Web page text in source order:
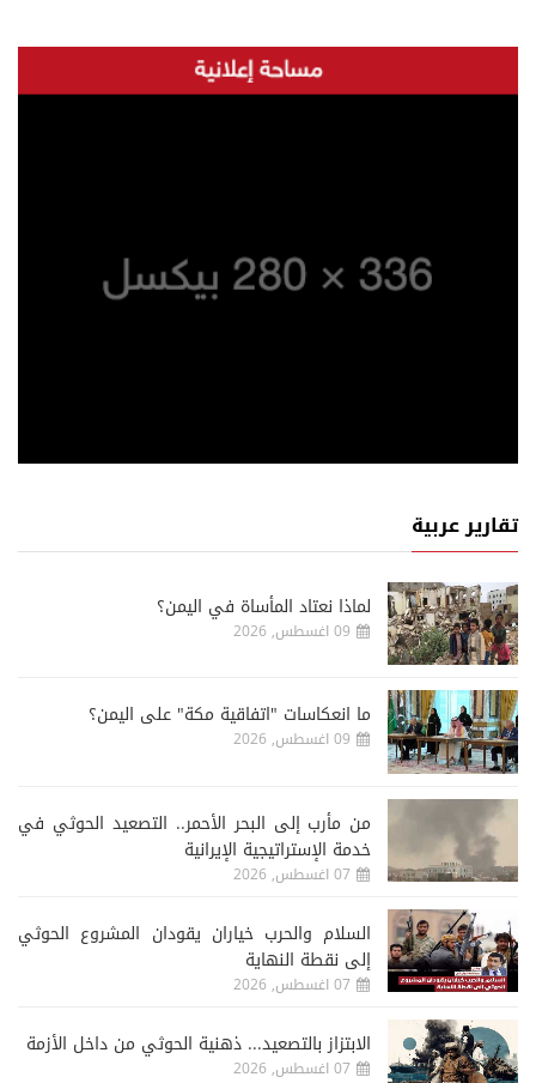
تقارير عربية
لماذا نعتاد المأساة في اليمن؟
09 اغسطس, 2026
ما انعكاسات "اتفاقية مكة" على اليمن؟
09 اغسطس, 2026
من مأرب إلى البحر الأحمر.. التصعيد الحوثي في
خدمة الإستراتيجية الإيرانية
07 اغسطس, 2026
السلام والحرب خياران يقودان المشروع الحوثي
إلى نقطة النهاية
07 اغسطس, 2026
الابتزاز بالتصعيد... ذهنية الحوثي من داخل الأزمة
07 اغسطس, 2026